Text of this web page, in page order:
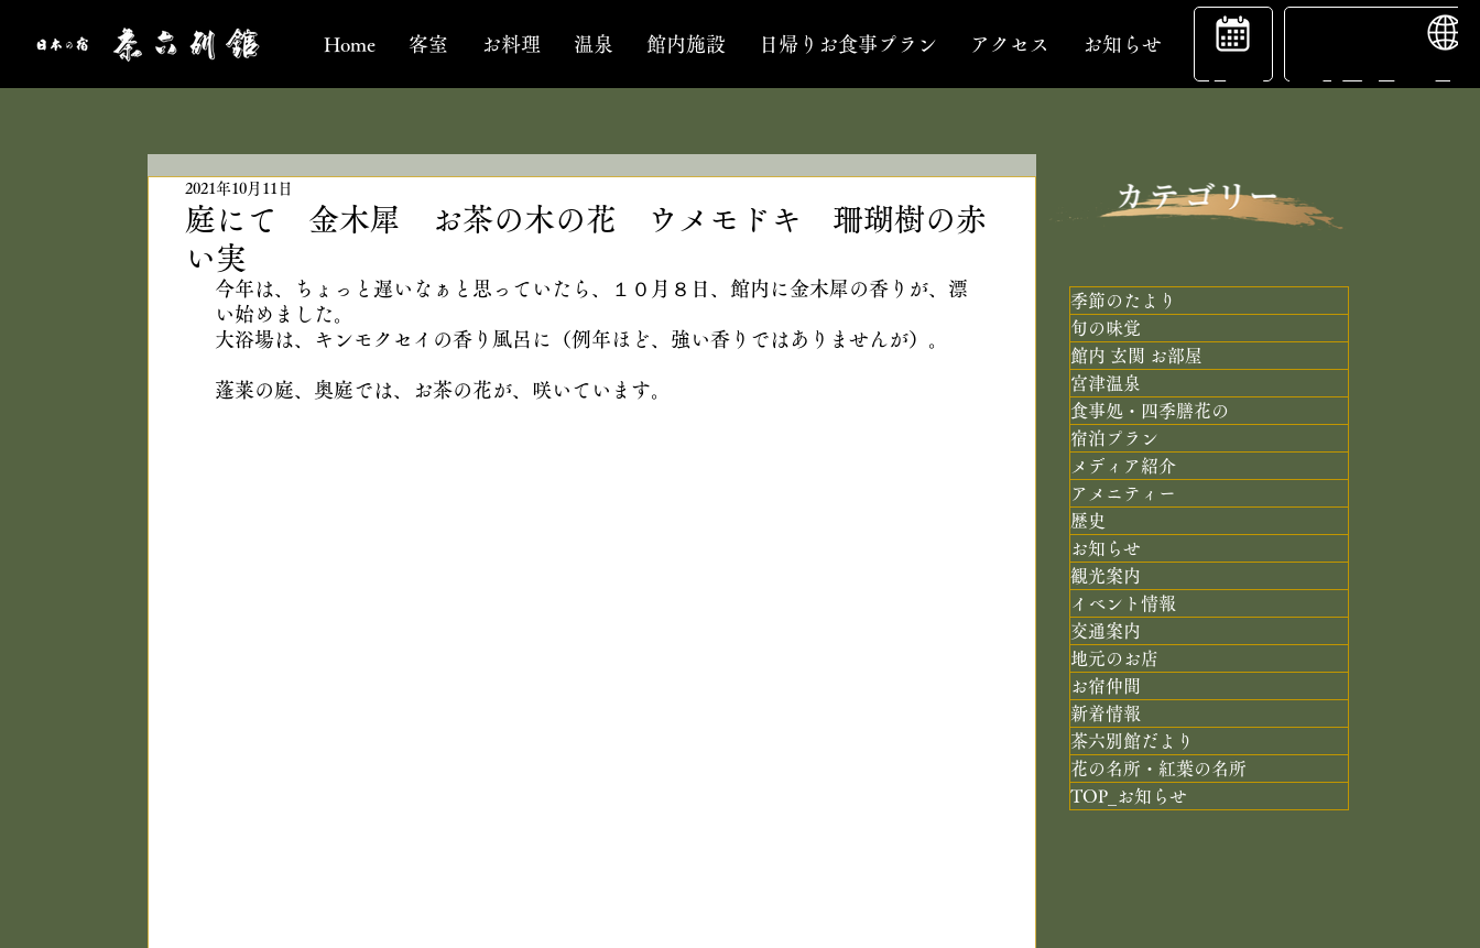
Home 客室 お料理 温泉 館内施設 日帰りお食事プラン アクセス お知らせ
宿
泊
予
約
庭にて 金木犀 お茶の木の花 ウメモドキ 珊瑚樹の赤
い実
2021年10月11日
今年は、ちょっと遅いなぁと思っていたら、１０月８日、館内に金木犀の香りが、漂
い始めました。
大浴場は、キンモクセイの香り風呂に（例年ほど、強い香りではありませんが）。
蓬莱の庭、奥庭では、お茶の花が、咲いています。
季節のたより
旬の味覚
館内 玄関 お部屋
宮津温泉
食事処・四季膳花の
宿泊プラン
メディア紹介
アメニティー
歴史
お知らせ
観光案内
イベント情報
交通案内
地元のお店
お宿仲間
新着情報
茶六別館だより
花の名所・紅葉の名所
TOP_お知らせ